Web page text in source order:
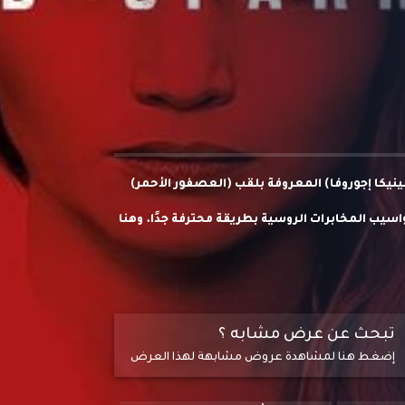
إجوروفا) المعروفة بلقب (العصفور الأحمر)
المخابرات الروسية بطريقة محترفة جدًا. وهنا
محظور بعالم الجاسوسية لأن من شأنه أن
تبحث عن عرض مشابه ؟
إضغط هنا لمشاهدة عروض مشابهة لهذا العرض